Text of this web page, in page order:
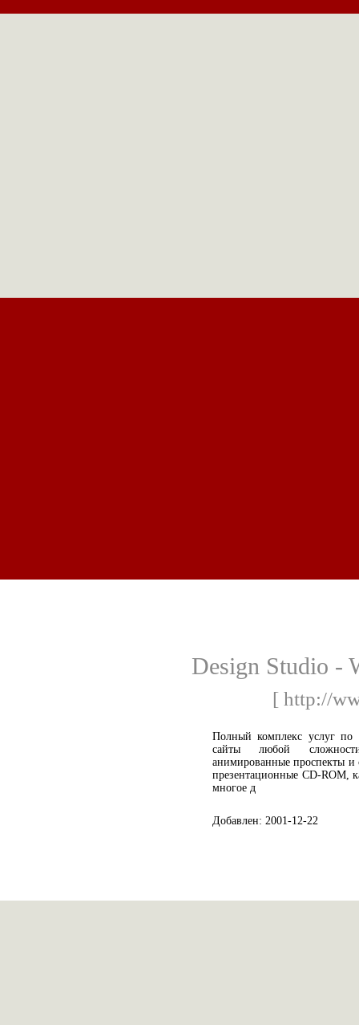
Design Studio -
[ http://
Полный комплекс услуг по
сайты любой
анимированные проспекты
презентационные CD-ROM,
многое д
Добавлен: 2001-12-22